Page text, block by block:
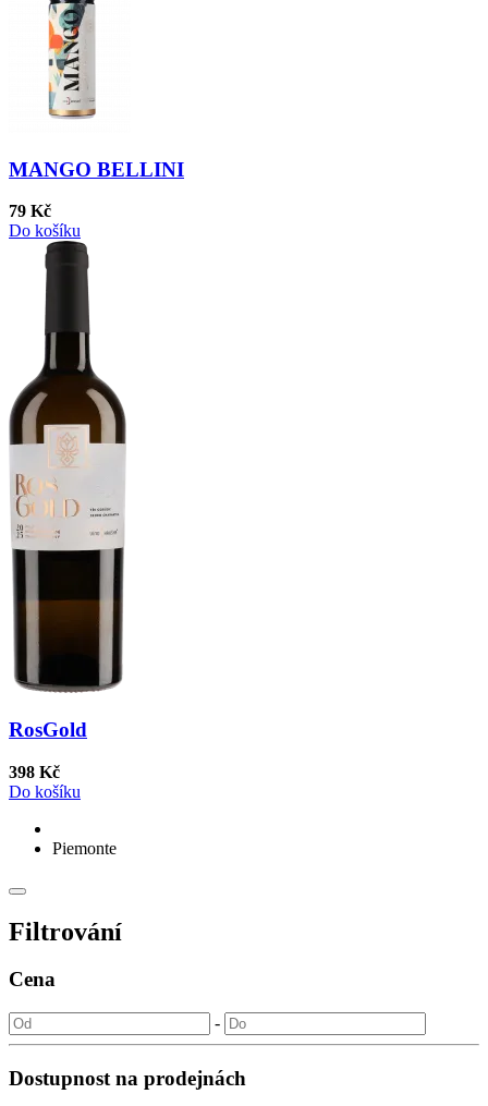
MANGO BELLINI
79 Kč
Do košíku
RosGold
398 Kč
Do košíku
Piemonte
Filtrování
Cena
-
Dostupnost na prodejnách